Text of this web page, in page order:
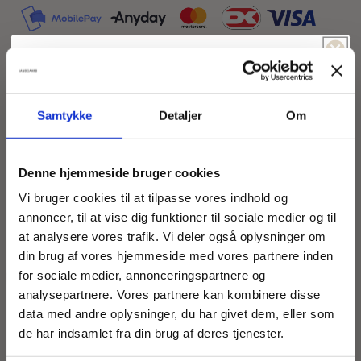
Samtykke Detaljer Om
Denne hjemmeside bruger cookies
Vi bruger cookies til at tilpasse vores indhold og
annoncer, til at vise dig funktioner til sociale medier og til
at analysere vores trafik. Vi deler også oplysninger om
din brug af vores hjemmeside med vores partnere inden
for sociale medier, annonceringspartnere og
analysepartnere. Vores partnere kan kombinere disse
data med andre oplysninger, du har givet dem, eller som
de har indsamlet fra din brug af deres tjenester.
Size guide
viskose-polyester print i olivenfarve med sorte
plamager. Stylen er med O-halsudskæring, lange
ærmer og justerbar snøre i taljen. Dekorativ split-
læg i ryggen og med lommer.
Denne model er str. M
Mål for str. M:
Halv bryst: 64 cm
Føler du dig heldig idag?
Fri fragt
-15% Rabat
Fri Fragt
-5% Rabat
-10% Rabat
-15% Rabat
Fri Fragt
-5% Rabat
-10% Rabat
-5% Rabat